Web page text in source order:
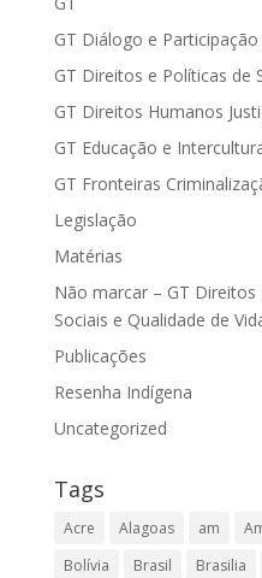
GT Diálogo e Participação
GT Direitos e Políticas de
GT Direitos Humanos
GT Educação e
GT Fronteiras
Legislação
Matérias
Não marcar – GT
Sociais e Qualidade de
Publicações
Resenha Indígena
Uncategorized
Tags
Acre Alagoas am
Bolívia
Brasil Brasilia